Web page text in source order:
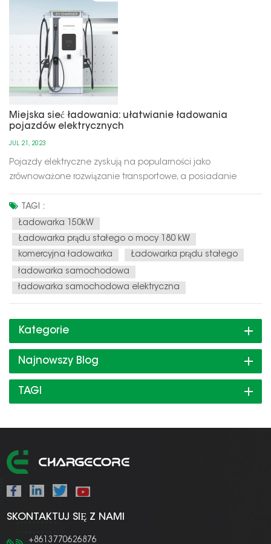
Miejska sieć ładowania: ułatwianie ładowania
pojazdów elektrycznych
JUL 21, 2023
Pojazdy elektryczne zyskują na popularności jako
zrównoważone rozwiązanie transportowe, a posiadanie
wspierania ich powszechnego stosowania. Dzięki naszej
miejskiej sieci ładowania ładowanie pojazdu elektrycznego
staje się łatwe i wygodne. Poże...
TAGI :
Ładowarka 150kW
Ładowarka prądu stałego o mocy 180 kW
komercyjna ładowarka
Ładowarka prądu stałego
ładowarka samochodowa
ładowarka samochodowa elektryczna
Kategorie
Najnowszy Blog
TAGI
SKONTAKTUJ SIĘ Z NAMI
+8613770626876